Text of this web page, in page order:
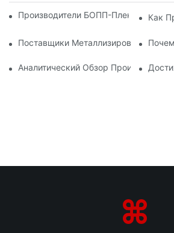
Производители БОПП-Пленки: Как
Поставщики Металлизированной
Аналитический Обзор